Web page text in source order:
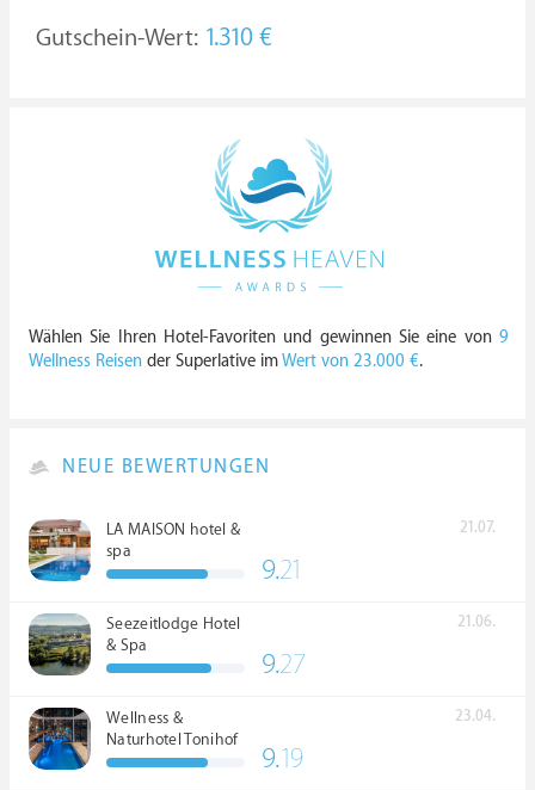
Gutschein-Wert: 1.310 €
Wählen Sie Ihren Hotel-Favoriten und gewinnen Sie eine von 9
Wellness Reisen der Superlative imWert von 23.000 €.
NEUE BEWERTUNGEN
LA MAISON hotel &
spa
21.07.
9.21
Seezeitlodge Hotel
& Spa
21.06.
9.27
Wellness &
Naturhotel Tonihof
****S
23.04.
9.19